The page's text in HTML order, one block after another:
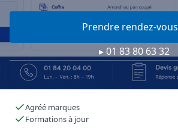
Prendre rendez-vous
▸ 01 83 80 63 32
Agréé marques
Formations à jour